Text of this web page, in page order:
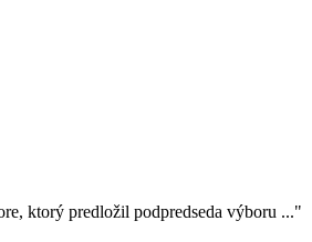
ktorý predložil podpredseda výboru ..."